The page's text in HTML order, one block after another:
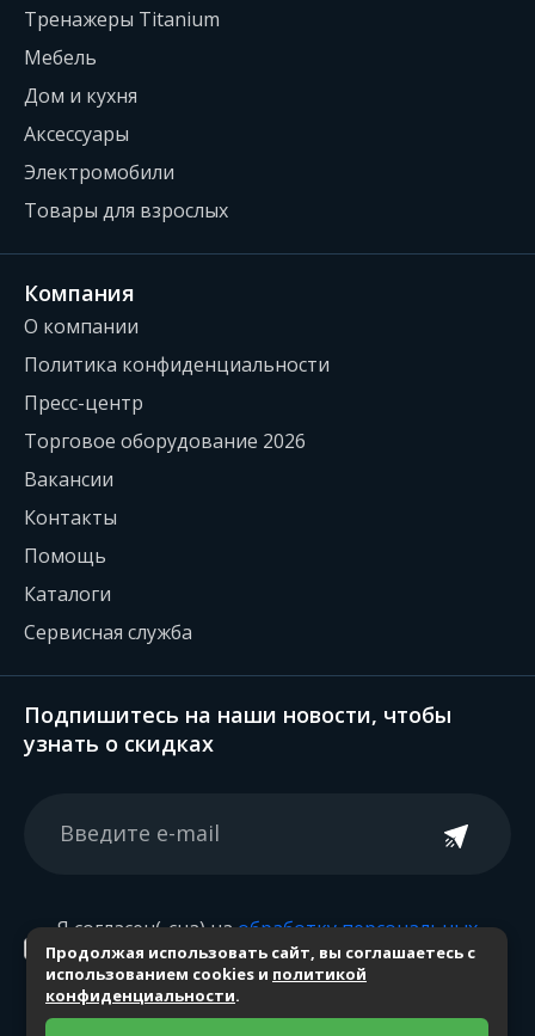
Продолжая использовать сайт, вы соглашаетесь с
использованием cookies и политикой
конфиденциальности.
Тренажеры Titanium
Мебель
Дом и кухня
Аксессуары
Электромобили
Товары для взрослых
Компания
О компании
Политика конфиденциальности
Пресс-центр
Торговое оборудование 2026
Вакансии
Контакты
Помощь
Каталоги
Сервисная служба
Подпишитесь на наши новости, чтобы
узнать о скидках
Я согласен(-сна) наобработку персональных
данных